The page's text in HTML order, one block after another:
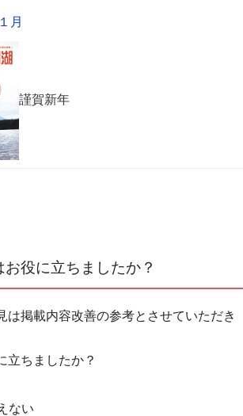
月
謹賀新年
お役に立ちましたか？
は掲載内容改善の参考とさせていただき
立ちましたか？
ない